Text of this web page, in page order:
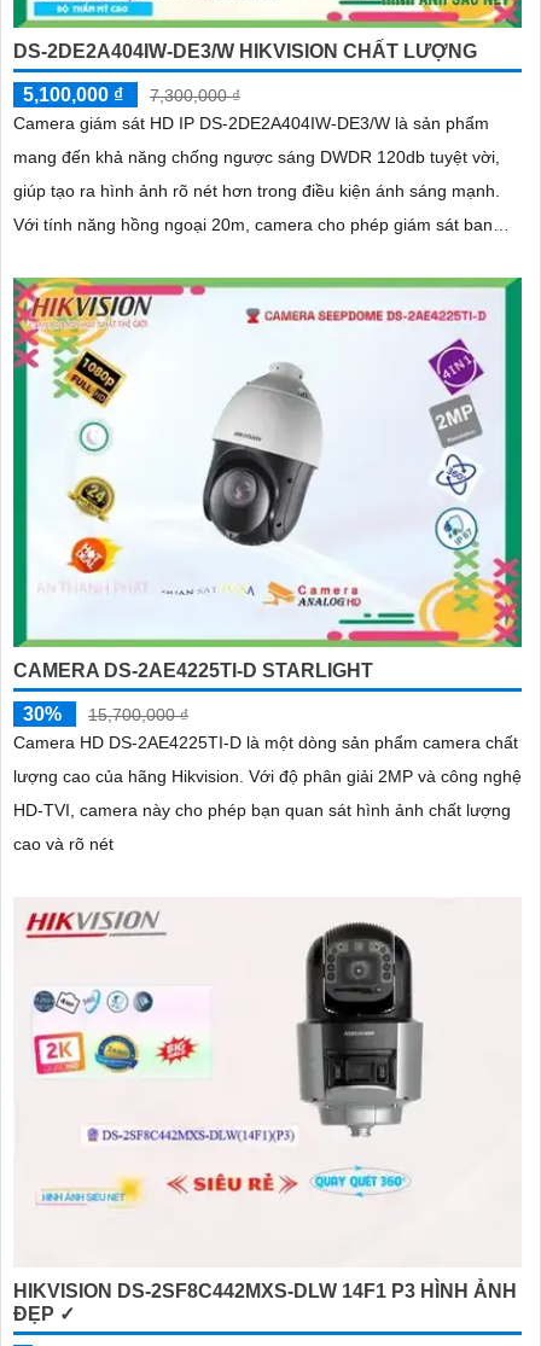
DS-2DE2A404IW-DE3/W HIKVISION CHẤT LƯỢNG
5,100,000 ₫
7,300,000 ₫
Camera giám sát HD IP DS-2DE2A404IW-DE3/W là sản phẩm
mang đến khả năng chống ngược sáng DWDR 120db tuyệt vời,
giúp tạo ra hình ảnh rõ nét hơn trong điều kiện ánh sáng mạnh.
Với tính năng hồng ngoại 20m, camera cho phép giám sát ban
CAMERA DS-2AE4225TI-D STARLIGHT
30%
15,700,000 ₫
Camera HD DS-2AE4225TI-D là một dòng sản phẩm camera chất
lượng cao của hãng Hikvision. Với độ phân giải 2MP và công nghệ
HD-TVI, camera này cho phép bạn quan sát hình ảnh chất lượng
cao và rõ nét
HIKVISION DS-2SF8C442MXS-DLW 14F1 P3 HÌNH ẢNH
ĐẸP ✓